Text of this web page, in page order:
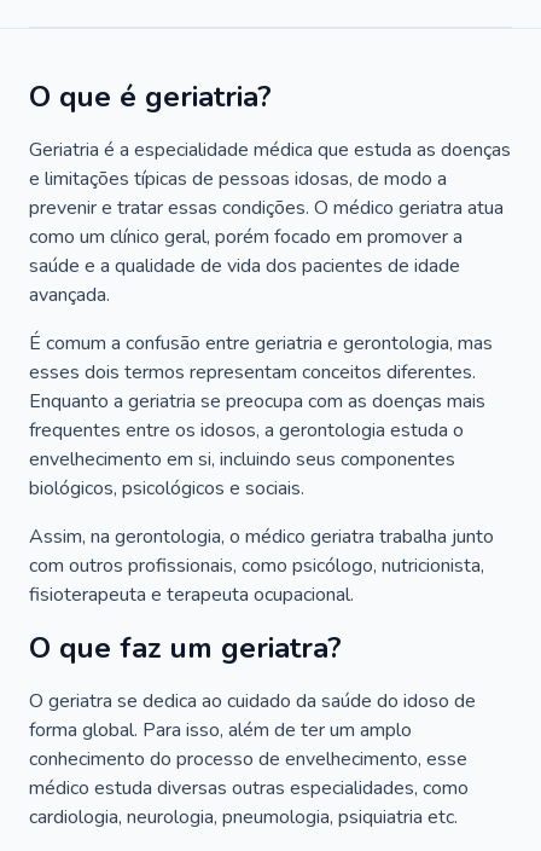
O que é geriatria?
Geriatria é a especialidade médica que estuda as doenças
e limitações típicas de pessoas idosas, de modo a
prevenir e tratar essas condições. O médico geriatra atua
como um clínico geral, porém focado em promover a
saúde e a qualidade de vida dos pacientes de idade
avançada.
É comum a confusão entre geriatria e gerontologia, mas
esses dois termos representam conceitos diferentes.
Enquanto a geriatria se preocupa com as doenças mais
frequentes entre os idosos, a gerontologia estuda o
envelhecimento em si, incluindo seus componentes
biológicos, psicológicos e sociais.
Assim, na gerontologia, o médico geriatra trabalha junto
com outros profissionais, como psicólogo, nutricionista,
fisioterapeuta e terapeuta ocupacional.
O que faz um geriatra?
O geriatra se dedica ao cuidado da saúde do idoso de
forma global. Para isso, além de ter um amplo
conhecimento do processo de envelhecimento, esse
médico estuda diversas outras especialidades, como
cardiologia, neurologia, pneumologia, psiquiatria etc.